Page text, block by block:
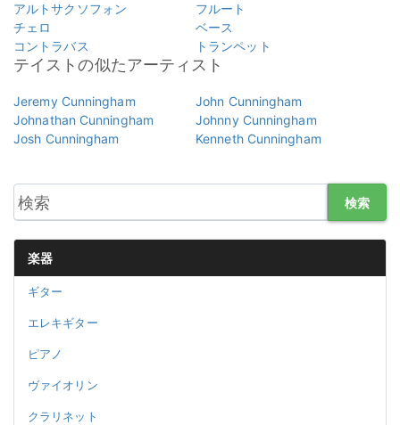
アルトサクソフォン
フルート
チェロ
ベース
コントラバス
トランペット
テイストの似たアーティスト
Jeremy Cunningham
John Cunningham
Johnathan Cunningham
Johnny Cunningham
Josh Cunningham
Kenneth Cunningham
検索
楽器
ギター
エレキギター
ピアノ
ヴァイオリン
クラリネット